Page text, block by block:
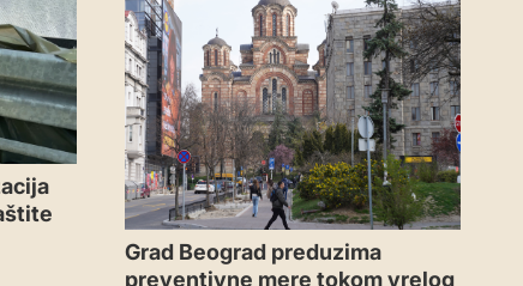
Grad Beograd preduzima
preventivne mere tokom vrelog